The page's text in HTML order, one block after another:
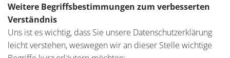
Weitere Begriffsbestimmungen zum verbesserten
Verständnis
Uns ist es wichtig, dass Sie unsere Datenschutzerklärung
leicht verstehen, weswegen wir an dieser Stelle wichtige